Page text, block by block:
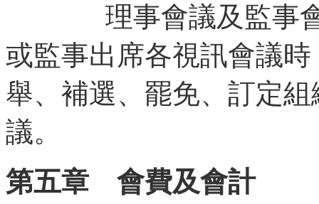
理事會議及監事會
或監事出席各視訊會議
舉、補選、罷免、訂定
議。
第五章 會費及會計